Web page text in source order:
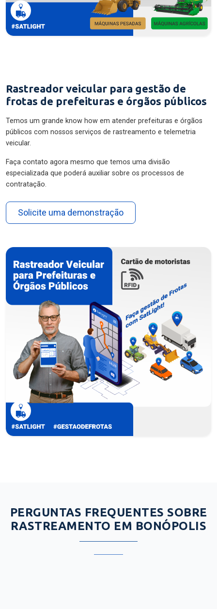
Rastreador veicular para gestão de
frotas de prefeituras e órgãos públicos
Temos um grande know how em atender prefeituras e órgãos
públicos com nossos serviços de rastreamento e telemetria
veicular.
Faça contato agora mesmo que temos uma divisão
especializada que poderá auxiliar sobre os processos de
contratação.
Solicite uma demonstração
PERGUNTAS FREQUENTES SOBRE
RASTREAMENTO EM BONÓPOLIS